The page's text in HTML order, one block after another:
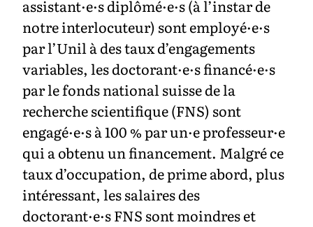
assistant·e·s diplômé·e·s (à l’instar de
notre interlocuteur) sont employé·e·s
par l’Unil à des taux d’engagements
variables, les doctorant·e·s financé·e·s
par le fonds national suisse de la
recherche scientifique (FNS) sont
engagé·e·s à 100 % par un·e professeur·e
qui a obtenu un financement. Malgré ce
taux d’occupation, de prime abord, plus
intéressant, les salaires des
doctorant·e·s FNS sont moindres et